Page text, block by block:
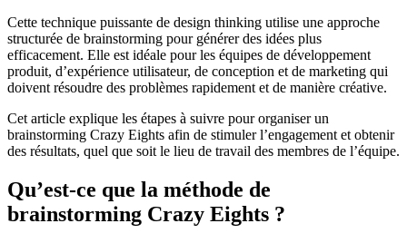
Cette technique puissante de design thinking utilise une approche
structurée de brainstorming pour générer des idées plus
efficacement. Elle est idéale pour les équipes de développement
produit, d’expérience utilisateur, de conception et de marketing qui
doivent résoudre des problèmes rapidement et de manière créative.
Cet article explique les étapes à suivre pour organiser un
brainstorming Crazy Eights afin de stimuler l’engagement et obtenir
des résultats, quel que soit le lieu de travail des membres de l’équipe.
Qu’est-ce que la méthode de
brainstorming Crazy Eights ?